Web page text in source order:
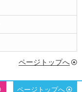
ページトップへ
ページトップへ